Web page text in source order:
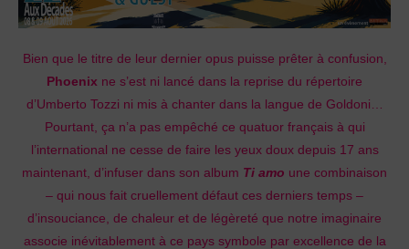
Bien que le titre de leur dernier opus puisse prêter à confusion,
Phoenix ne s’est ni lancé dans la reprise du répertoire
d’Umberto Tozzi ni mis à chanter dans la langue de Goldoni…
Pourtant, ça n’a pas empêché ce quatuor français à qui
l’international ne cesse de faire les yeux doux depuis 17 ans
maintenant, d’infuser dans son album Ti amo une combinaison
– qui nous fait cruellement défaut ces derniers temps –
d’insouciance, de chaleur et de légèreté que notre imaginaire
associe inévitablement à ce pays symbole par excellence de la